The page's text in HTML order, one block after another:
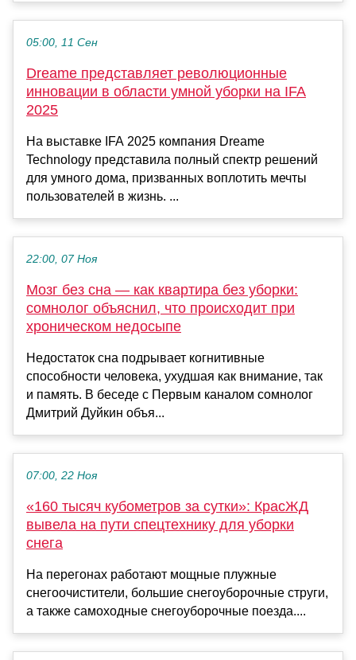
05:00, 11 Сен
Dreame представляет революционные
инновации в области умной уборки на IFA
2025
На выставке IFA 2025 компания Dreame
Technology представила полный спектр решений
для умного дома, призванных воплотить мечты
пользователей в жизнь. ...
22:00, 07 Ноя
Мозг без сна — как квартира без уборки:
сомнолог объяснил, что происходит при
хроническом недосыпе
Недостаток сна подрывает когнитивные
способности человека, ухудшая как внимание, так
и память. В беседе с Первым каналом сомнолог
Дмитрий Дуйкин объя...
07:00, 22 Ноя
«160 тысяч кубометров за сутки»: КрасЖД
вывела на пути спецтехнику для уборки
снега
На перегонах работают мощные плужные
снегоочистители, большие снегоуборочные струги,
а также самоходные снегоуборочные поезда....